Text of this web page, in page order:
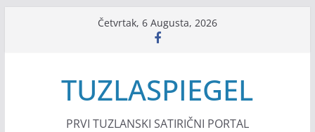
Četvrtak, 6 Augusta, 2026
TUZLASPIEGEL
PRVI TUZLANSKI SATIRIČNI PORTAL